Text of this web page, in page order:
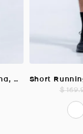
Short Running con Licra Interna, Color CAQUI Para Hombre
$ 169.